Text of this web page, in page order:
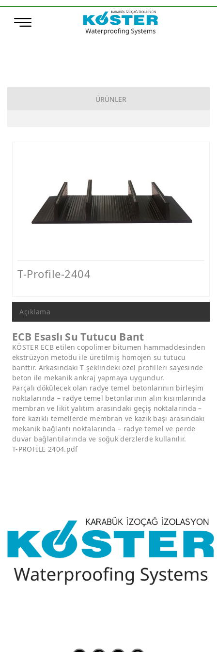
ÜRÜNLER
Elastomerik Reçine Esaslı Su Yalıtımı
Sentetik Örtüler (TPO – ECB)
Nem ve Rutubet Yalıtımı Ürünleri
Dış Cephe Su Yalıtımı Ürünleri
Zemin Kaplamaları (Epoksi, Poliüretan, Çimento Esaslı)
Mastikler, Dilatasyon ve Pah Bantları
Ankraj - Güçlendirme ve Enjeksiyon Sistemleri
T-Profile-2404
Açıklama
ECB Esaslı Su Tutucu Bant
KÖSTER ECB etilen copolimer bitumen hammaddesinden
ekstrüzyon metodu ile üretilmiş homojen su tutucu
banttır. Arkasındaki T şeklindeki özel profilleri sayesinde
beton ile mekanik ankraj yapmaya uygundur.
Parçalı dökülecek olan radye temel betonlarının birleşim
noktalarında – radye temel betonlarının alın kısımlarında
membran ve likit yalıtım arasındaki geçiş noktalarında –
fore kazıklı temellerde membran ve kazık başı arasındaki
mekanik bağlantı noktalarında – radye temel ve perde
duvar bağlantılarında ve soğuk derzlerde kullanılır.
T-PROFİLE 2404.pdf